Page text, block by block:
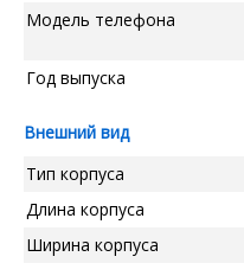
Модель телефона
Год выпуска
Внешний вид
Тип корпуса
Длина корпуса
Ширина корпуса